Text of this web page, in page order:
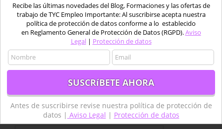
Guardar mi nombre, email y sitio web en este
navegador para la próxima vez que comente.
Recibe las últimas novedades del Blog, Formaciones y las ofertas de
trabajo de TYC Empleo Importante: Al suscribirse acepta nuestra
política de protección de datos conforme a lo establecido
en Reglamento General de Protección de Datos (RGPD).Aviso
Legal| Protección de datos
Antes de suscribirse revise nuestra política de protección de
datos | Aviso Legal | Protección de datos